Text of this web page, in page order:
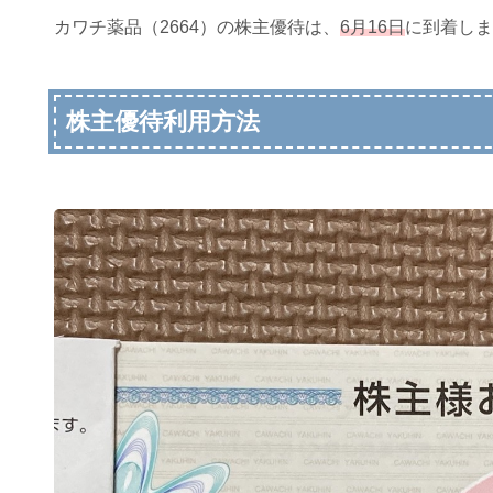
カワチ薬品（2664）の株主優待は、 6月16日に到着し
株主優待利用方法